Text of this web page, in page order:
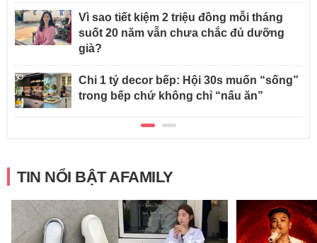
Vì sao tiết kiệm 2 triệu đồng mỗi tháng
suốt 20 năm vẫn chưa chắc đủ dưỡng
già?
Chi 1 tỷ decor bếp: Hội 30s muốn “sống”
trong bếp chứ không chỉ “nấu ăn”
TIN NỔI BẬT AFAMILY